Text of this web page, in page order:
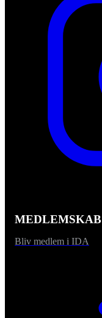
MEDLEMSKAB
Bliv medlem i IDA